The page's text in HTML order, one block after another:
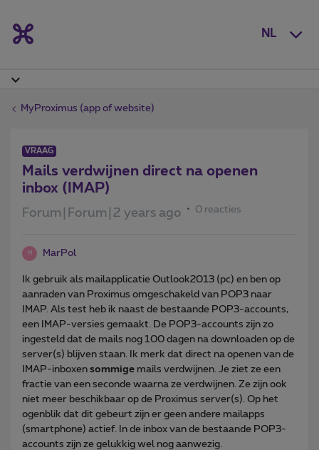
NL
MyProximus (app of website)
VRAAG
Mails verdwijnen direct na openen
inbox (IMAP)
Forum|Forum|2 years ago 0 reacties
M MarPol
Ik gebruik als mailapplicatie Outlook2013 (pc) en ben op
aanraden van Proximus omgeschakeld van POP3 naar
IMAP. Als test heb ik naast de bestaande POP3-accounts,
een IMAP-versies gemaakt. De POP3-accounts zijn zo
ingesteld dat de mails nog 100 dagen na downloaden op de
server(s) blijven staan. Ik merk dat direct na openen van de
IMAP-inboxen sommige mails verdwijnen. Je ziet ze een
fractie van een seconde waarna ze verdwijnen. Ze zijn ook
niet meer beschikbaar op de Proximus server(s). Op het
ogenblik dat dit gebeurt zijn er geen andere mailapps
(smartphone) actief. In de inbox van de bestaande POP3-
accounts zijn ze gelukkig wel nog aanwezig.